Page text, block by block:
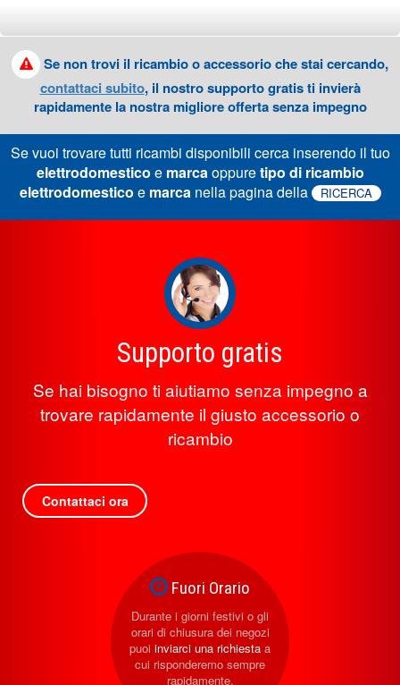
Se non trovi il ricambio o accessorio che stai cercando,
contattaci subito, il nostro supporto gratis ti invierà
rapidamente la nostra migliore offerta senza impegno
Se vuoi trovare tutti ricambi disponibili cerca inserendo il tuo
elettrodomestico e marcaoppuretipo di ricambio
elettrodomestico e marcanella pagina della RICERCA
Supporto gratis
Se hai bisogno ti aiutiamo senza impegno a
trovare rapidamente il giusto accessorio o
ricambio
Contattaci ora
Fuori Orario
Durante i giorni festivi o gli
orari di chiusura dei negozi
puoi inviarci una richiesta a
cui risponderemo sempre
rapidamente.